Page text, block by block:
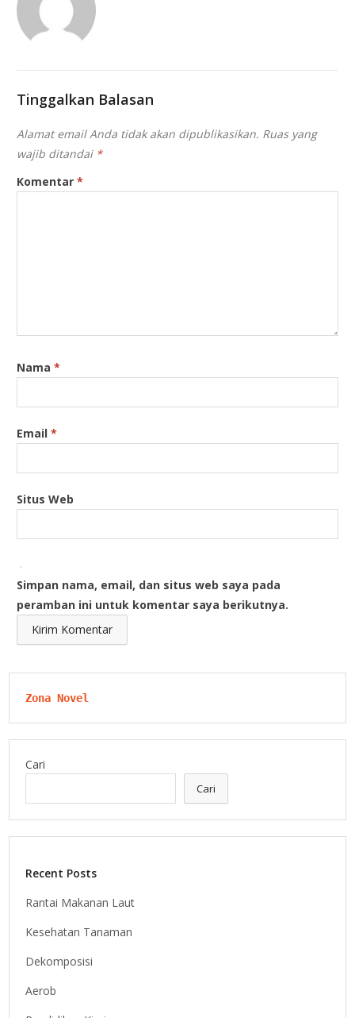
Tinggalkan Balasan
Alamat email Anda tidak akan dipublikasikan. Ruas yang
wajib ditandai *
Komentar*
Nama*
Email*
Situs Web
Simpan nama, email, dan situs web saya pada
peramban ini untuk komentar saya berikutnya.
Zona Novel
Cari
Cari
Recent Posts
Rantai Makanan Laut
Kesehatan Tanaman
Dekomposisi
Aerob